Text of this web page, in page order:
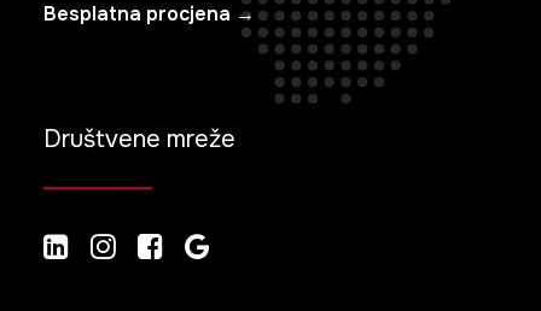
Besplatna procjena →
Društvene mreže